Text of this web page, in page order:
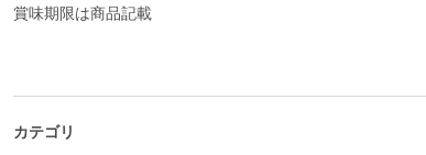
賞味期限は商品記載
カテゴリ